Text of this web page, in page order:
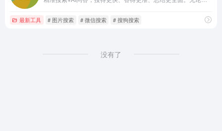
最新工具 # 图片搜索 # 微信搜索 # 搜狗搜索
没有了